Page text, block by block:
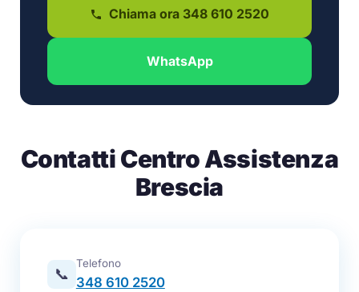
Chiama ora 348 610 2520
WhatsApp
Contatti Centro Assistenza
Brescia
📞
Telefono
348 610 2520